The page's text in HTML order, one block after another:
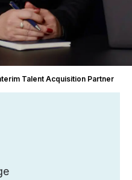
Talent Acquisition Partner